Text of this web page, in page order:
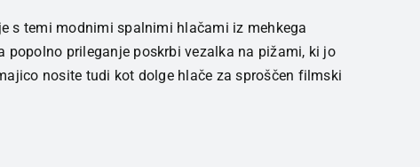
s temi modnimi spalnimi hlačami iz mehkega
popolno prileganje poskrbi vezalka na pižami, ki jo
nosite tudi kot dolge hlače za sproščen filmski